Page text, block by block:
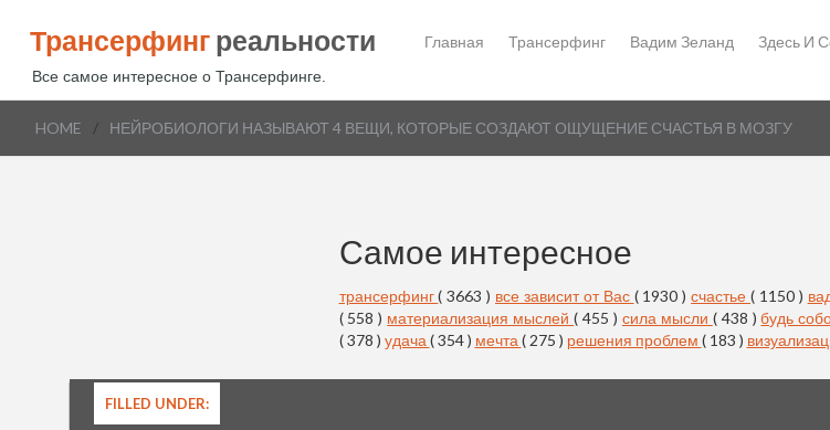
Трансерфинг реальности
Все самое интересное о Трансерфинге.
Главная Трансерфинг Вадим Зеланд Здесь И
HOME / НЕЙРОБИОЛОГИ НАЗЫВАЮТ 4 ВЕЩИ, КОТОРЫЕ СОЗДАЮТ ОЩУЩЕНИЕ СЧАСТЬЯ В МОЗГУ
Самое интересное
трансерфинг( 3663 ) все зависит от Вас ( 1930 )счастье ( 1150 )
( 558 ) материализация мыслей( 455 ) сила мысли ( 438 )будь
( 378 ) удача ( 354 ) мечта ( 275 ) решения проблем ( 183 )
FILLED UNDER: